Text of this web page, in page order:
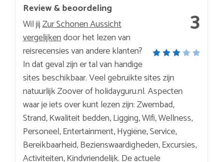
3
Review & beoordeling
Wil jijZur Schonen Aussicht
vergelijkendoor het lezen van
reisrecensies van andere klanten?
In dat geval zijn er tal van handige
sites beschikbaar. Veel gebruikte sites zijn
natuurlijk Zoover of holidayguru.nl. Aspecten
waar je iets over kunt lezen zijn: Zwembad,
Strand, Kwaliteit bedden, Ligging, Wifi, Wellness,
Personeel, Entertainment, Hygiëne, Service,
Bereikbaarheid, Bezienswaardigheden, Excursies,
Activiteiten, Kindvriendelijk. De actuele